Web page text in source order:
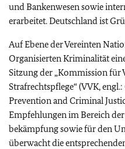
und Bankenwesen sowie
erarbeitet. Deutschland ist
Auf Ebene der Vereinten
Organisierten Kriminalität
Sitzung der „Kommission für
Strafrechtspflege“ (VVK, engl.:
Prevention and Criminal
Empfehlungen im Bereich
bekämpfung sowie für den
überwacht die